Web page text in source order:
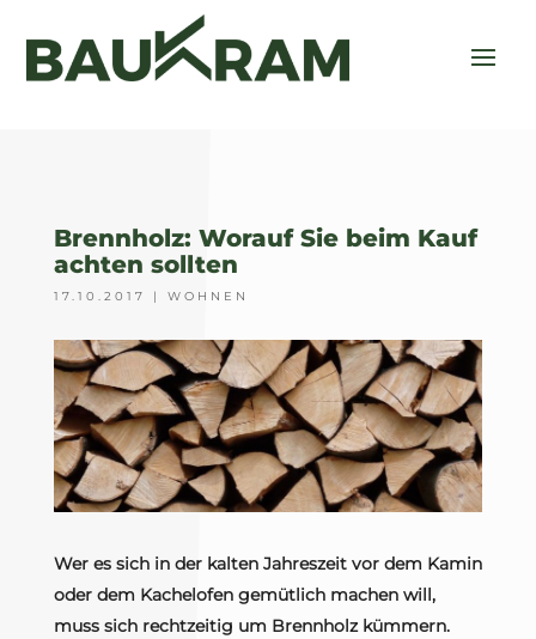
Brennholz: Worauf Sie beim Kauf
achten sollten
17.10.2017 | WOHNEN
Wer es sich in der kalten Jahreszeit vor dem Kamin
oder dem Kachelofen gemütlich machen will,
muss sich rechtzeitig um Brennholz kümmern.